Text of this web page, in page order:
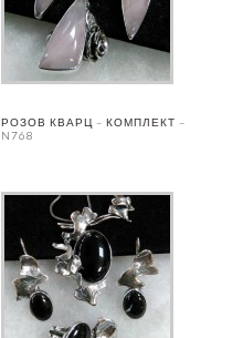
РОЗОВ КВАРЦ – КОМПЛЕКТ –
N768